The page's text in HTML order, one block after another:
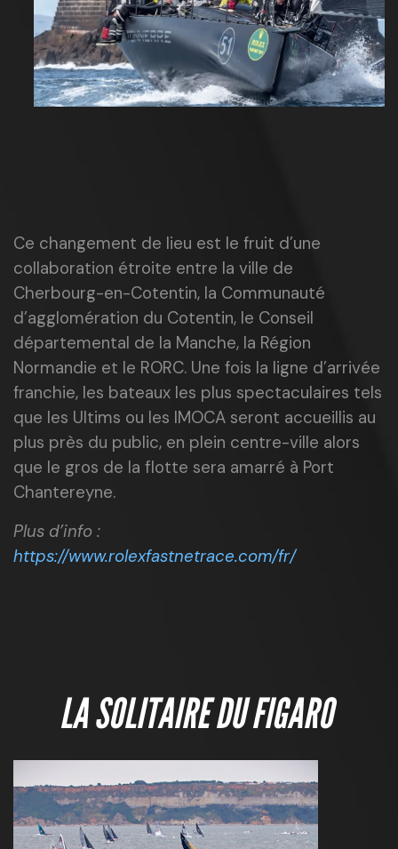
Ce changement de lieu est le fruit d’une
collaboration étroite entre la ville de
Cherbourg-en-Cotentin, la Communauté
d’agglomération du Cotentin, le Conseil
départemental de la Manche, la Région
Normandie et le RORC. Une fois la ligne d’arrivée
franchie, les bateaux les plus spectaculaires tels
que les Ultims ou les IMOCA seront accueillis au
plus près du public, en plein centre-ville alors
que le gros de la flotte sera amarré à Port
Chantereyne.
Plus d’info :
https://www.rolexfastnetrace.com/fr/
LA SOLITAIRE DU FIGARO